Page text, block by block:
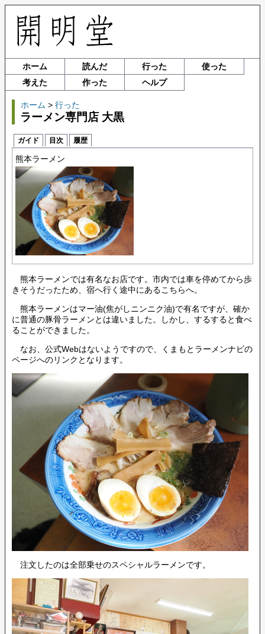
ホーム 読んだ 行った
使った
考えた
作った ヘルプ
ホーム > 行った
ラーメン専門店 大黒
ガイド 目次 履歴
熊本ラーメン
熊本ラーメンでは有名なお店です。市内では車を停めてから歩
きそうだったため、宿へ行く途中にあるこちらへ。
熊本ラーメンはマー油(焦がしニンニク油)で有名ですが、確か
に普通の豚骨ラーメンとは違いました。しかし、するすると食べ
ることができました。
なお、公式Webはないようですので、くまもとラーメンナビの
ページへのリンクとなります。
注文したのは全部乗せのスペシャルラーメンです。